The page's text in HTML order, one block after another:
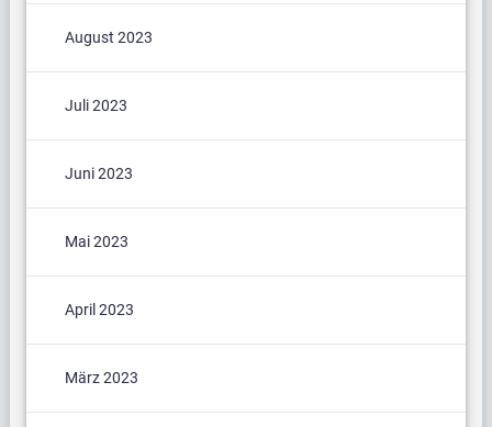
August 2023
Juli 2023
Juni 2023
Mai 2023
April 2023
März 2023